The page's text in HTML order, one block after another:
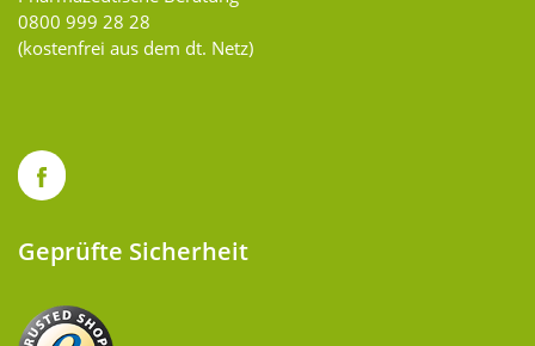
0800 999 28 28
(kostenfrei aus dem dt. Netz)
Geprüfte Sicherheit